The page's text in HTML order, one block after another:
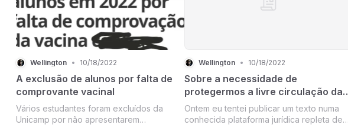
Wellington • 10/18/2022
A exclusão de alunos por falta de
comprovante vacinal
Vários estudantes foram excluídos da
Unicamp por não apresentarem
Wellington • 10/18/2022
Sobre a necessidade de
protegermos a livre circulação das
ideias
Ontem eu tentei publicar um texto numa
conhecida plataforma jurídica repleta de